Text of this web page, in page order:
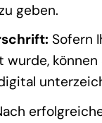
geben.
Sofern
können